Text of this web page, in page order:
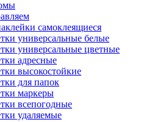
самоклеящиеся
универсальные белые
универсальные цветные
адресные
высокостойкие
для папок
маркеры
всепогодные
удаляемые